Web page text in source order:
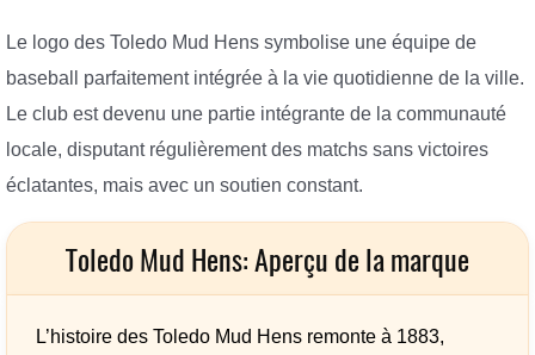
Le logo des Toledo Mud Hens symbolise une équipe de
baseball parfaitement intégrée à la vie quotidienne de la ville.
Le club est devenu une partie intégrante de la communauté
locale, disputant régulièrement des matchs sans victoires
éclatantes, mais avec un soutien constant.
Toledo Mud Hens: Aperçu de la marque
L’histoire des Toledo Mud Hens remonte à 1883,